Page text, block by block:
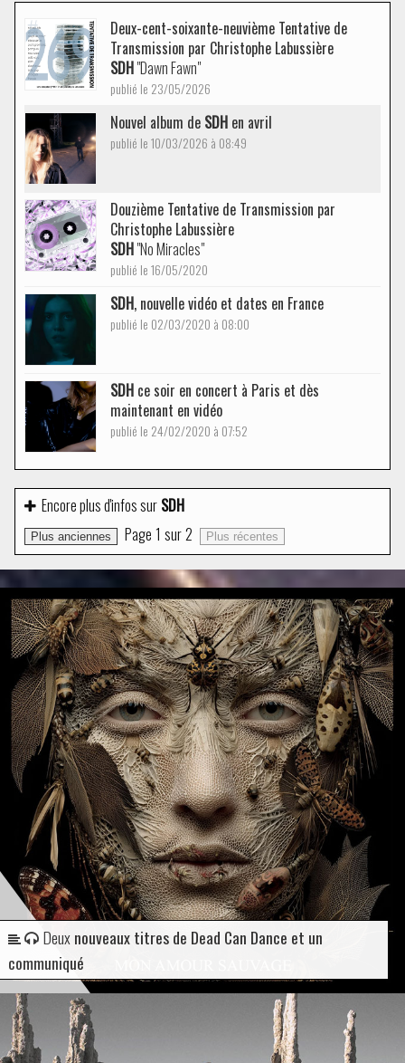
Deux-cent-soixante-neuvième Tentative de
Transmission par Christophe Labussière
SDH"Dawn Fawn"
publié le 23/05/2026
Nouvel album de SDH en avril
publié le 10/03/2026 à 08:49
Douzième Tentative de Transmission par
Christophe Labussière
SDH"No Miracles"
publié le 16/05/2020
SDH, nouvelle vidéo et dates en France
publié le 02/03/2020 à 08:00
SDH ce soir en concert à Paris et dès
maintenant en vidéo
publié le 24/02/2020 à 07:52
Encore plus d'infos sur SDH
Plus anciennes Page 1 sur2 Plus récentes
Deuxnouveaux titres de Dead Can Dance et un
communiqué